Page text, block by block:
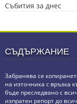
Събития за днес
СЪДЪРЖАНИЕ
Забранява се
на източника с връзка
бъде преследвано с
изпратен репорт до